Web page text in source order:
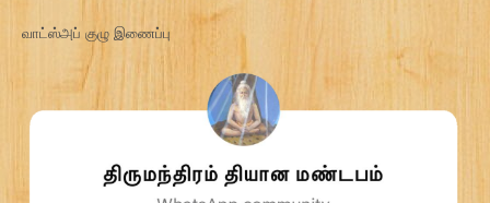
வாட்ஸ்அப் குழு இணைப்பு